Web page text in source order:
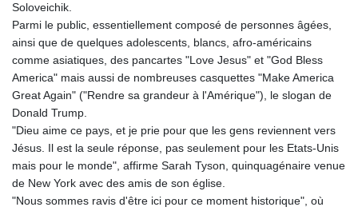
Soloveichik.
Parmi le public, essentiellement composé de personnes âgées,
ainsi que de quelques adolescents, blancs, afro-américains
comme asiatiques, des pancartes "Love Jesus" et "God Bless
America" mais aussi de nombreuses casquettes "Make America
Great Again" ("Rendre sa grandeur à l'Amérique"), le slogan de
Donald Trump.
"Dieu aime ce pays, et je prie pour que les gens reviennent vers
Jésus. Il est la seule réponse, pas seulement pour les Etats-Unis
mais pour le monde", affirme Sarah Tyson, quinquagénaire venue
de New York avec des amis de son église.
"Nous sommes ravis d'être ici pour ce moment historique", où